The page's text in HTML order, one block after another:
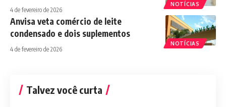
NOTÍCIAS
4 de fevereiro de 2026
NOTÍCIAS
Anvisa veta comércio de leite
condensado e dois suplementos
4 de fevereiro de 2026
Talvez você curta